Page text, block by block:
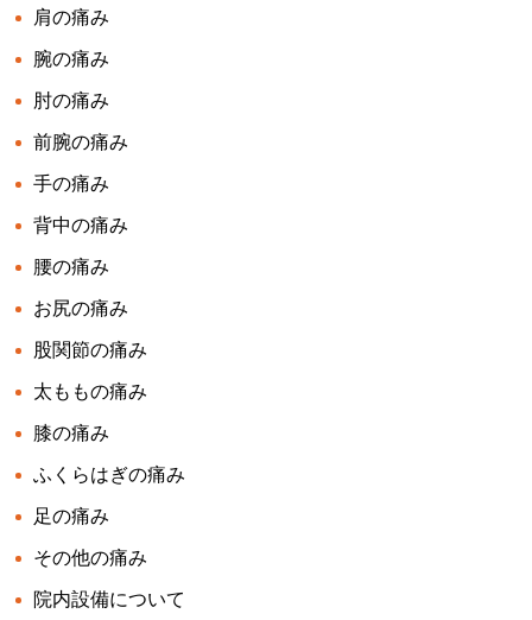
肩の痛み
腕の痛み
肘の痛み
前腕の痛み
手の痛み
背中の痛み
腰の痛み
お尻の痛み
股関節の痛み
太ももの痛み
膝の痛み
ふくらはぎの痛み
足の痛み
その他の痛み
院内設備について